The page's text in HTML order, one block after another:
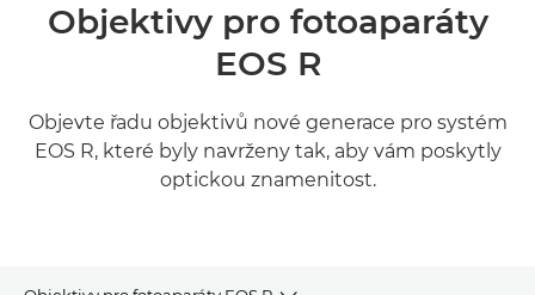
Objektivy pro fotoaparáty
EOS R
Objevte řadu objektivů nové generace pro systém
EOS R, které byly navrženy tak, aby vám poskytly
optickou znamenitost.